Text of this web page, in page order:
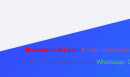
Reklam ve İletişim: E-mail:
forumhizmeti@gmail.com Whatsapp:
@karabul